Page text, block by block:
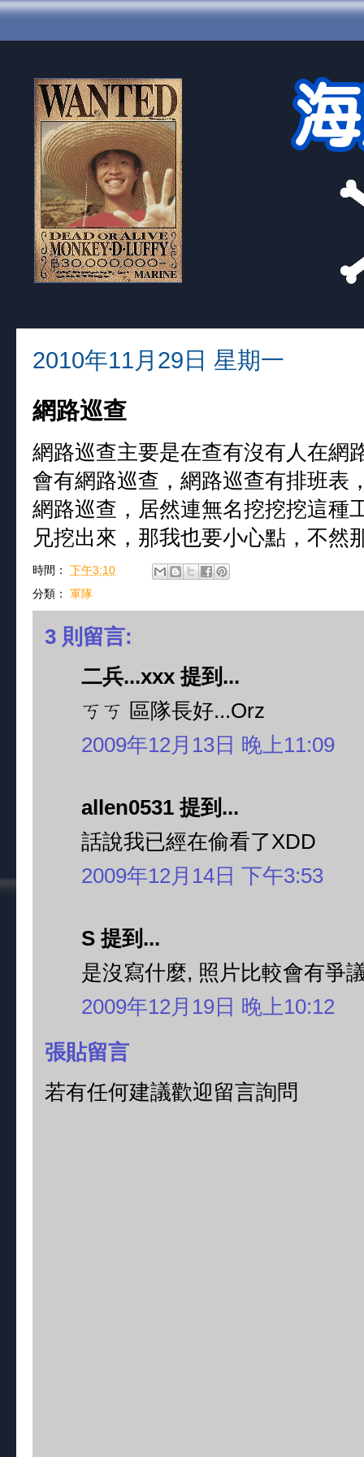
2010年11月29日 星期一
網路巡查
網路巡查主要是在查有沒有人在網
會有網路巡查，網路巡查有排班表
網路巡查，居然連無名挖挖挖這種
兄挖出來，那我也要小心點，不然
時間： 下午3:10
分類： 軍隊
3 則留言:
二兵...xxx 提到...
ㄎㄎ 區隊長好...Orz
2009年12月13日 晚上11:09
allen0531 提到...
話說我已經在偷看了XDD
2009年12月14日 下午3:53
S 提到...
是沒寫什麼, 照片比較會有爭
2009年12月19日 晚上10:12
張貼留言
若有任何建議歡迎留言詢問